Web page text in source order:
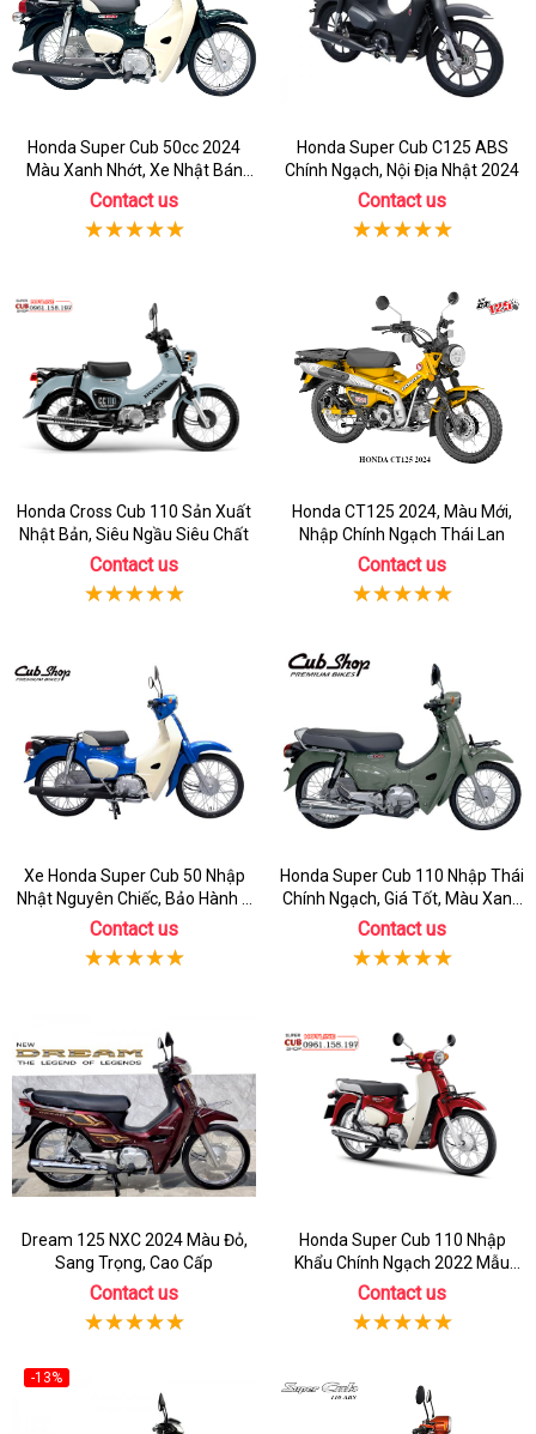
Honda Super Cub 50cc 2024
Màu Xanh Nhớt, Xe Nhật Bán
Chạy Nhất
Contact us
Honda Super Cub C125 ABS
Chính Ngạch, Nội Địa Nhật 2024
Contact us
Honda Cross Cub 110 Sản Xuất
Nhật Bản, Siêu Ngầu Siêu Chất
Contact us
Honda CT125 2024, Màu Mới,
Nhập Chính Ngạch Thái Lan
Contact us
Xe Honda Super Cub 50 Nhập
Nhật Nguyên Chiếc, Bảo Hành 3
Năm
Contact us
Honda Super Cub 110 Nhập Thái
Chính Ngạch, Giá Tốt, Màu Xanh
Rêu
Contact us
Dream 125 NXC 2024 Màu Đỏ,
Sang Trọng, Cao Cấp
Contact us
Honda Super Cub 110 Nhập
Khẩu Chính Ngạch 2022 Mẫu
Mới
Contact us
-13%